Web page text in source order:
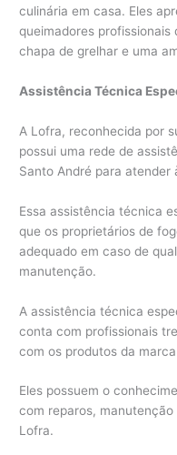
culinária em casa. Eles
queimadores
chapa de grelhar e uma
Assistência Técnica
A Lofra, reconhecida por
possui uma rede de
Santo André para atender
Essa assistência técnica
que os proprietários de
adequado em caso de
manutenção.
A assistência técnica
conta com profissionais
com os produtos da
Eles possuem o
com reparos,
Lofra.